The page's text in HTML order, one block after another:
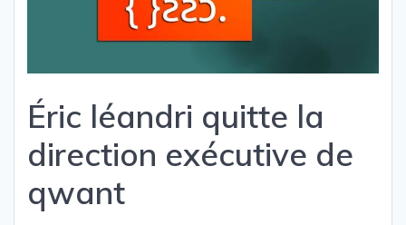
Éric léandri quitte la
direction exécutive de
qwant